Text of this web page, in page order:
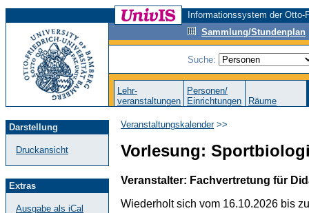
Informationssystem der
Sammlung/Stundenplan
Suche:
Lehr-
veranstaltungen
Personen/
Einrichtungen
Räume
Darstellung
Druckansicht
Extras
Ausgabe als iCal
Veranstaltungskalender>>
Vorlesung:
Veranstalter: Fachvertretung für
Wiederholt sich vom 16.10.2026 bis